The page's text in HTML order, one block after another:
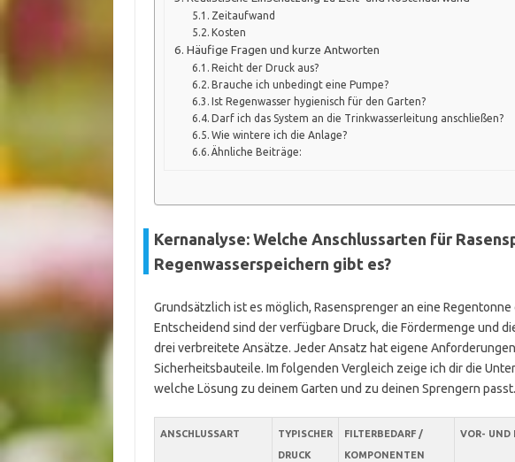
Zeitaufwand
Kosten
Häufige Fragen und kurze Antworten
Reicht der Druck aus?
Brauche ich unbedingt eine Pumpe?
Ist Regenwasser hygienisch für den Garten?
Darf ich das System an die Trinkwasserleitung anschließen?
Wie wintere ich die Anlage?
Ähnliche Beiträge:
Kernanalyse: Welche Anschlussarten für
Regenwasserspeichern gibt es?
Grundsätzlich ist es möglich, Rasensprenger an eine
Entscheidend sind der verfügbare Druck, die Fördermenge und
drei verbreitete Ansätze. Jeder Ansatz hat eigene Anforderungen
Sicherheitsbauteile. Im folgenden Vergleich zeige ich dir die
welche Lösung zu deinem Garten und zu deinen Sprengern passt.
ANSCHLUSSART
TYPISCHER
DRUCK
FILTERBEDARF /
KOMPONENTEN
VOR- UND